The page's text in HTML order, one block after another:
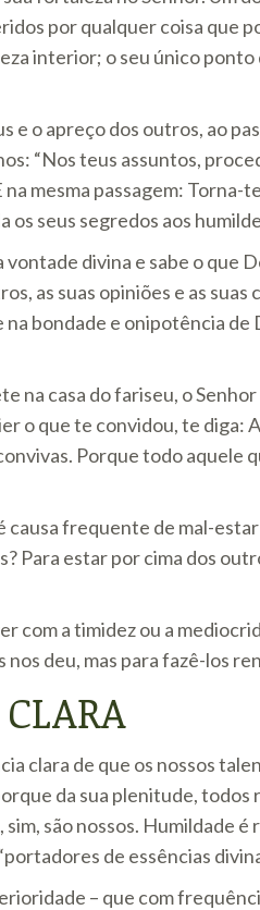
por qualquer coisa que
interior; o seu único ponto
e o apreço dos outros, ao
“Nos teus assuntos,
mesma passagem: Torna-
os seus segredos aos
divina e sabe o que
as suas opiniões e as suas
bondade e onipotência de
na casa do fariseu, o
o que te convidou, te diga:
Porque todo aquele
causa frequente de mal-
Para estar por cima dos
com a timidez ou a
deu, mas para fazê-los
clara de que os nossos
da sua plenitude, todos
são nossos. Humildade
de essências
– que com